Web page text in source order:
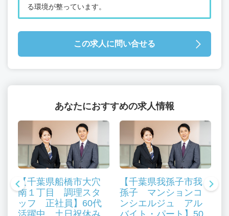
る環境が整っています。
この求人に問い合せる
あなたにおすすめの求人情報
【千葉県船橋市大穴
南１丁目 調理スタ
ッフ 正社員】60代
活躍中 土日祝休み
【千葉県我孫子市我
孫子 マンションコ
ンシエルジュ アル
バイト・パート】50